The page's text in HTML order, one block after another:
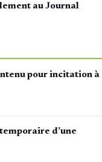
au Journal
pour incitation à
d’une